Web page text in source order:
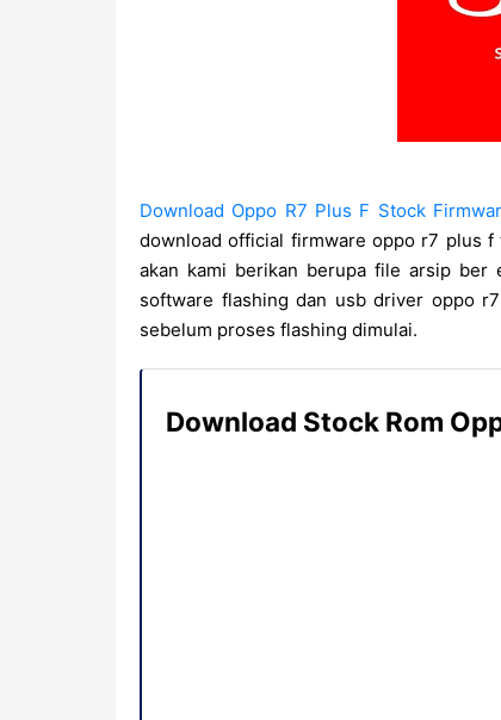
Download Oppo R7 Plus F Stock
download official firmware oppo r7 plus
akan kami berikan berupa file arsip ber
software flashing dan usb driver oppo
sebelum proses flashing dimulai.
Download Stock Rom